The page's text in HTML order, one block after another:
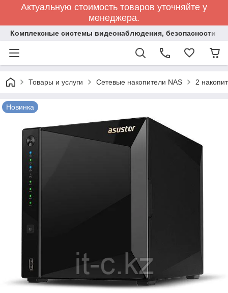
Актуальную стоимость товаров уточняйте у
менеджера.
Комплексные системы видеонаблюдения, безопасности и
Товары и услуги Сетевые накопители NAS 2
Новинка